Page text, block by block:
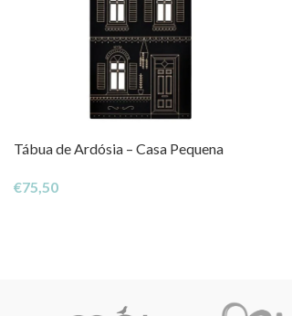
Tábua de Ardósia – Casa Pequena
€75,50